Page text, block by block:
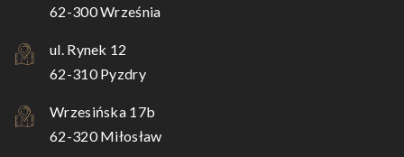
62-300 Września
ul. Rynek 12
62-310 Pyzdry
Wrzesińska 17b
62-320 Miłosław